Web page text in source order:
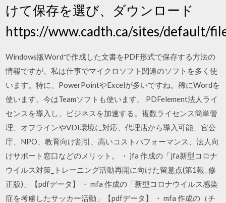
けて保存を選び、ダウンロード
https://www.cadth.ca/sites/default/
Windows版Wordで作成した文書をPDF形式で保存する方法の
情報ですが、私は仕事でマイクロソフト関連のソフトを多く使
います。特に、PowerPointやExcelが多いですね。稀にWordを
使います。今はTeamソフトも使います。 PDFelement法人ライ
センスを導入し、ビジネスを加速する。複数ライセンス簡単管
理、オフラインやVDI環境に対応、代理店から導入可能、官公
庁、NPO、教育向け割引、高いコストパフォーマンス、法人向
けサポート窓口などのメリット。 ・ jfa 作成の「jfa新型コロナ
ウイルス対策_トレーニング活動再開に向けた留意点(第1報‗修
正版)」【pdfデータ】 ・ mfa 作成の「新型コロナウイルス感染
症を考慮したサッカー活動」【pdfデータ】 ・ mfa 作成の（チ